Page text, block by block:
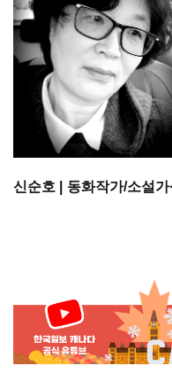
신순호 | 동화작가/소설가